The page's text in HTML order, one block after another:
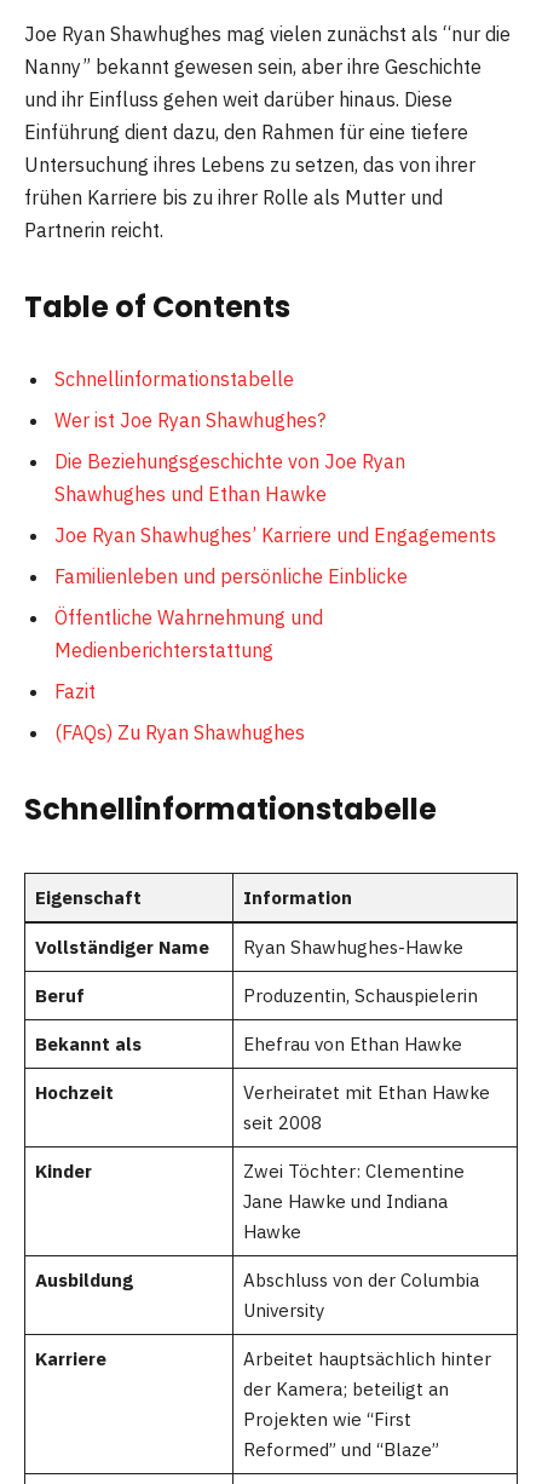
Joe Ryan Shawhughes mag vielen zunächst als “nur die
Nanny” bekannt gewesen sein, aber ihre Geschichte
und ihr Einfluss gehen weit darüber hinaus. Diese
Einführung dient dazu, den Rahmen für eine tiefere
Untersuchung ihres Lebens zu setzen, das von ihrer
frühen Karriere bis zu ihrer Rolle als Mutter und
Partnerin reicht.
Table of Contents
Schnellinformationstabelle
Wer ist Joe Ryan Shawhughes?
Die Beziehungsgeschichte von Joe Ryan
Shawhughes und Ethan Hawke
Joe Ryan Shawhughes’ Karriere und Engagements
Familienleben und persönliche Einblicke
Öffentliche Wahrnehmung und
Medienberichterstattung
Fazit
(FAQs) Zu Ryan Shawhughes
Schnellinformationstabelle
Eigenschaft Information
Vollständiger Name Ryan Shawhughes-Hawke
Beruf Produzentin, Schauspielerin
Bekannt als Ehefrau von Ethan Hawke
Hochzeit
Verheiratet mit Ethan Hawke
seit 2008
Kinder
Zwei Töchter: Clementine
Jane Hawke und Indiana
Hawke
Ausbildung
Abschluss von der Columbia
University
Karriere
Arbeitet hauptsächlich hinter
der Kamera; beteiligt an
Projekten wie “First
Reformed” und “Blaze”